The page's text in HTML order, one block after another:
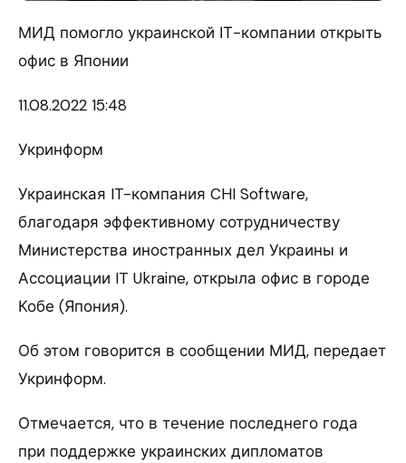
МИД помогло украинской ІТ-компании открыть
офис в Японии
11.08.2022 15:48
Укринформ
Украинская IT-компания CHI Software,
благодаря эффективному сотрудничеству
Министерства иностранных дел Украины и
Ассоциации IT Ukraine, открыла офис в городе
Кобе (Япония).
Об этом говорится в сообщении МИД, передает
Укринформ.
Отмечается, что в течение последнего года
при поддержке украинских дипломатов